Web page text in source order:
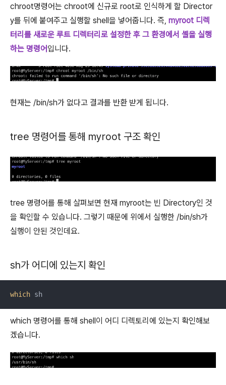
chroot명령어는 chroot에 신규로 root로 인식하게 할 Director
y를 뒤에 붙여주고 실행할 shell을 넣어줍니다. 즉, myroot 디렉
터리를 새로운 루트 디렉터리로 설정한 후 그 환경에서 셸을 실행
하는 명령어 입니다.
현재는 /bin/sh가 없다고 결과를 반환 받게 됩니다.
tree 명령어를 통해 myroot 구조 확인
tree 명령어를 통해 살펴보면 현재 myroot는 빈 Directory인 것
을 확인할 수 있습니다. 그렇기 때문에 위에서 실행한 /bin/sh가
실행이 안된 것인데요.
sh가 어디에 있는지 확인
which sh
which 명령어를 통해 shell이 어디 디렉토리에 있는지 확인해보
겠습니다.